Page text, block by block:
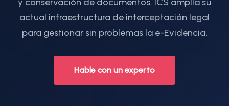
actual infraestructura de interceptación legal
para gestionar sin problemas la e-Evidencia.
Hable con un experto